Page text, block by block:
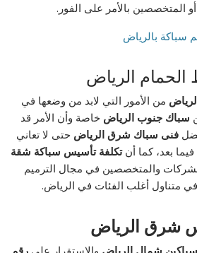
المتخصصين بالأمر على الفور.
الحمام الرياض
من الأمور التي لابد من وضعها في
سباك جنوب الرياض خاصة وأن الأمر قد
فنى سباك شرق الرياض حتى لا تعاني
بعد، كما أنتكلفة تأسيس سباكة شقة
والمتخصصين في مجال الترميم
متناول أغلب الفئات في الرياض.
شرق الرياض
سباكين شمال الرياض والاستقرار علىرقم